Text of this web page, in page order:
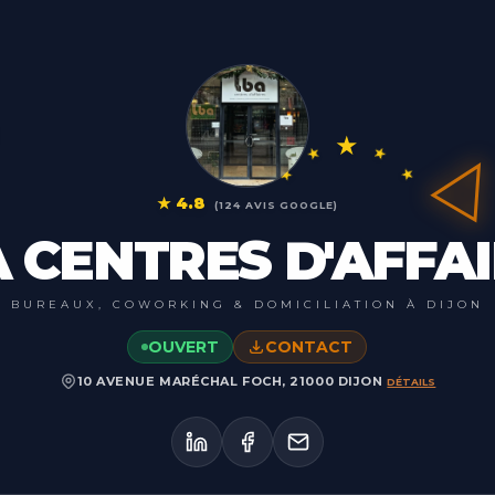
★
★ ★ ★
★
★ 4.8 (124 AVIS GOOGLE)
CENTRES
BUREAUX, COWORKING & DOMICILIATION À DIJON
OUVERT CONTACT
10 AVENUE MARÉCHAL FOCH, 21000 DIJON DÉTAILS